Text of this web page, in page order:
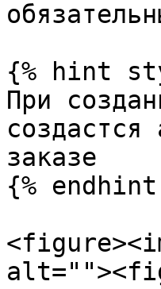
{% hint
При
заказе
{% endhint